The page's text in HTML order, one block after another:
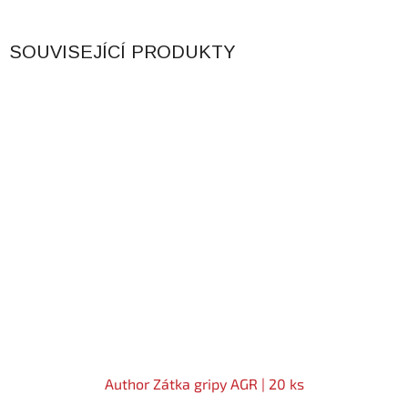
SOUVISEJÍCÍ PRODUKTY
Author Zátka gripy AGR | 20 ks